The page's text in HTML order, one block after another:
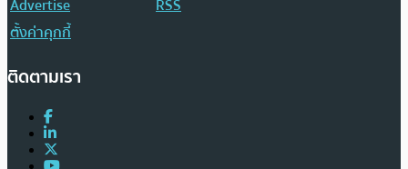
Advertise
RSS
ตั้งค่าคุกกี้
ติดตามเรา